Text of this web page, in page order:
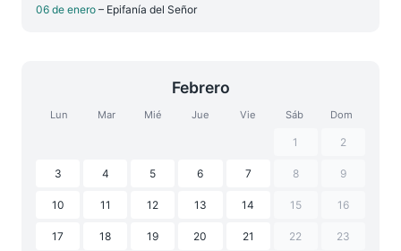
06 de enero – Epifanía del Señor
Febrero
Lun Mar Mié Jue Vie Sáb Dom
1 2
3 4 5 6 7 8 9
10 11 12 13 14 15 16
17 18 19 20 21 22 23